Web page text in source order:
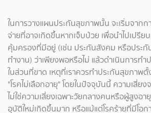
ในการวางแผนประกันสุขภาพนั้น จะเริ่มจาก
จ่ายที่อาจเกิดขึ้นหากเจ็บป่วย เพื่อนำไปเปรีย
คุ้มครองที่มีอยู่ (เช่น ประกันสังคม หรือประ
ทำงาน) ว่าเพียงพอหรือไม่ แล้วดำเนินการท
ในส่วนที่ขาด เหตุที่เราควรทำประกันสุขภาพตั้
"โรคไม่เลือกอายุ" โดยในปัจจุบันนี้ ความเสี่ยง
ไม่ใช่ความเสี่ยงเฉพาะวัยกลางคนหรือผู้สูงอา
อุบัติใหม่เกิดขึ้นมาก หรือแม้แต่โรคร้ายที่มีโ